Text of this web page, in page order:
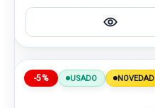
-5% USADO NOVEDAD